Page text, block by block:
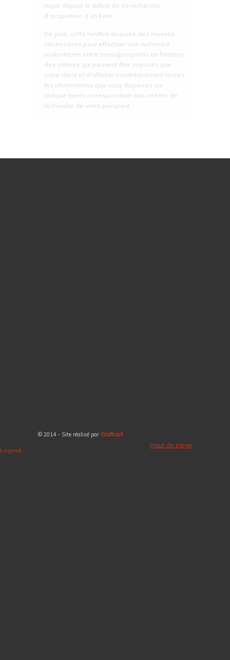
reçus depuis le début de sa recherche
d’acquisition d’un bien.
De plus, cette fenêtre dispose des moyens
nécessaires pour effectuer une recherche
multicritères entre biens/prospects en fonction
des critères qui peuvent être imposés par
votre client et d’afficher instantanément toutes
les informations que vous disposez sur
chaque biens correspondant aux critères de
recherche de votre prospect.
© 2014 - Site réalisé par Graficart
Haut de page
Logout